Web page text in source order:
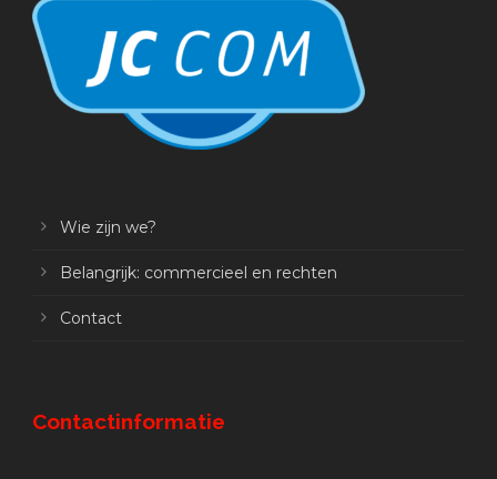
Wie zijn we?
Belangrijk: commercieel en rechten
Contact
Contactinformatie